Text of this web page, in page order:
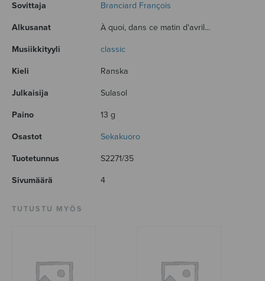
Sovittaja Branciard François
Alkusanat À quoi, dans ce matin d'avril...
Musiikkityyli classic
Kieli Ranska
Julkaisija Sulasol
Paino 13 g
Osastot Sekakuoro
Tuotetunnus S2271/35
Sivumäärä 4
TUTUSTU MYÖS